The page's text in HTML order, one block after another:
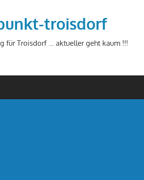
troisdorf
für Troisdorf … aktueller geht kaum !!!